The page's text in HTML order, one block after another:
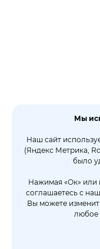
Мы
Наш сайт
(Яндекс Метрика,
было
Нажимая «Ок» или
соглашаетесь с
Вы можете
любое